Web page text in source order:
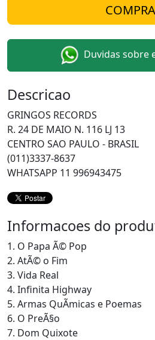
Duvidas sobre
Descricao
GRINGOS RECORDS
R. 24 DE MAIO N. 116 LJ 13
CENTRO SAO PAULO - BRASIL
(011)3337-8637
WHATSAPP 11 996943475
Informacoes do
1. O Papa Ã© Pop
2. AtÃ© o Fim
3. Vida Real
4. Infinita Highway
5. Armas QuÃ­micas e Poemas
6. O PreÃ§o
7. Dom Quixote